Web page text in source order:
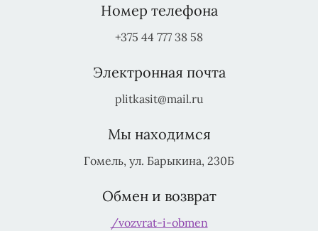
Номер телефона
+375 44 777 38 58
Электронная почта
plitkasit@mail.ru
Мы находимся
Гомель, ул. Барыкина, 230Б
Обмен и возврат
/vozvrat-i-obmen